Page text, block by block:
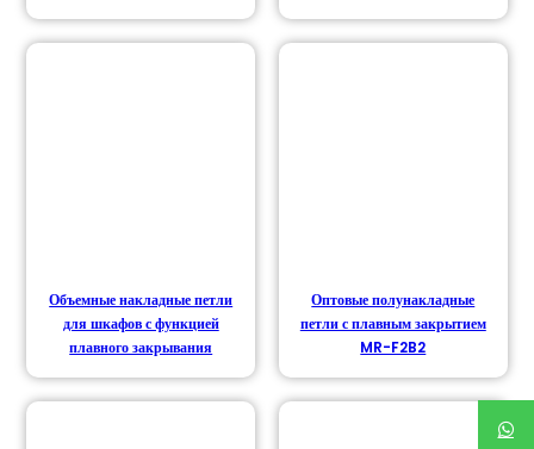
Объемные накладные петли
для шкафов с функцией
плавного закрывания
Оптовые полунакладные
петли с плавным закрытием
MR-F2B2